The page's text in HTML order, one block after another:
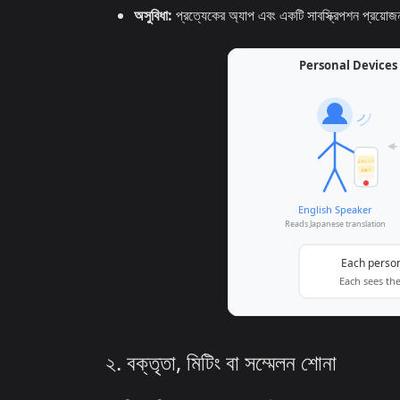
অসুবিধা: প্রত্যেকের অ্যাপ এবং একটি সাবস্ক্রিপশন
২. বক্তৃতা, মিটিং বা সম্মেলন শোনা